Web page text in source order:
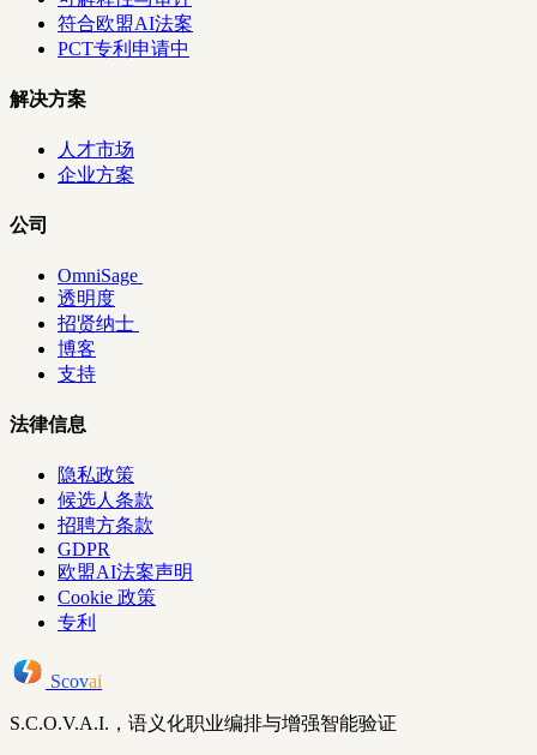
符合欧盟AI法案
PCT专利申请中
解决方案
人才市场
企业方案
公司
OmniSage
透明度
招贤纳士
博客
支持
法律信息
隐私政策
候选人条款
招聘方条款
GDPR
欧盟AI法案声明
Cookie 政策
专利
Scovai
S.C.O.V.A.I.，语义化职业编排与增强智能验证